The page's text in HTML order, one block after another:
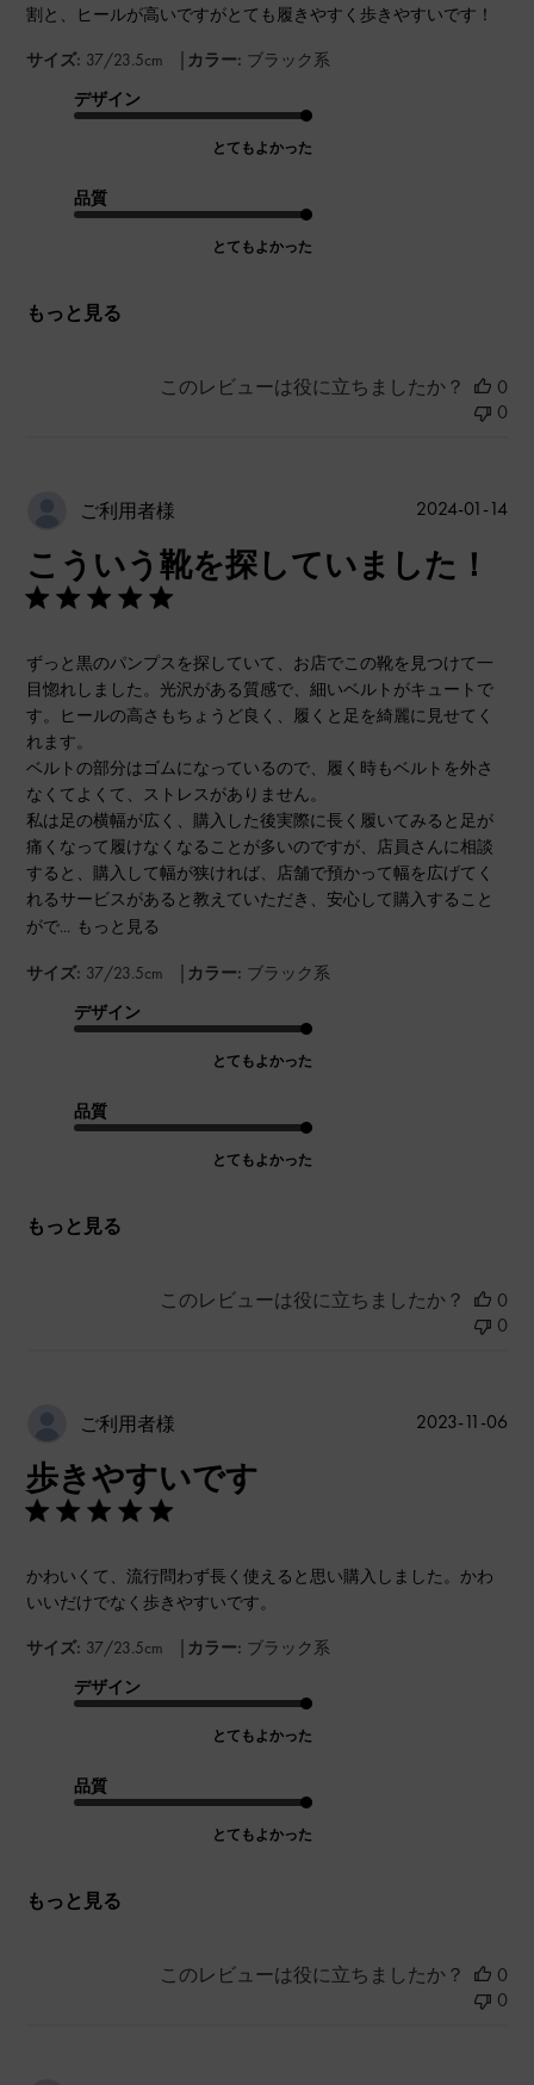
割と、ヒールが高いですがとても履きやすく歩きやすいです！
サイズ: 37/23.5cm | カラー: ブラック系
デザイン
とてもよかった
品質
とてもよかった
もっと見る
このレビューは役に立ちましたか？
0
0
ご利用者様
こういう靴を探していました！
ずっと黒のパンプスを探していて、お店でこの靴を見つけて一
目惚れしました。光沢がある質感で、細いベルトがキュートで
す。ヒールの高さもちょうど良く、履くと足を綺麗に見せてく
れます。
ベルトの部分はゴムになっているので、履く時もベルトを外さ
なくてよくて、ストレスがありません。
私は足の横幅が広く、購入した後実際に長く履いてみると足が
痛くなって履けなくなることが多いのですが、店員さんに相談
すると、購入して幅が狭ければ、店舗で預かって幅を広げてく
れるサービスがあると教えていただき、安心して購入すること
がで... もっと見る
サイズ: 37/23.5cm | カラー: ブラック系
デザイン
とてもよかった
品質
とてもよかった
もっと見る
公
2024-01-14
このレビューは役に立ちましたか？
0
0
ご利用者様
歩きやすいです
かわいくて、流行問わず長く使えると思い購入しました。かわ
いいだけでなく歩きやすいです。
サイズ: 37/23.5cm | カラー: ブラック系
デザイン
とてもよかった
品質
とてもよかった
もっと見る
公
2023-11-06
このレビューは役に立ちましたか？
0
0